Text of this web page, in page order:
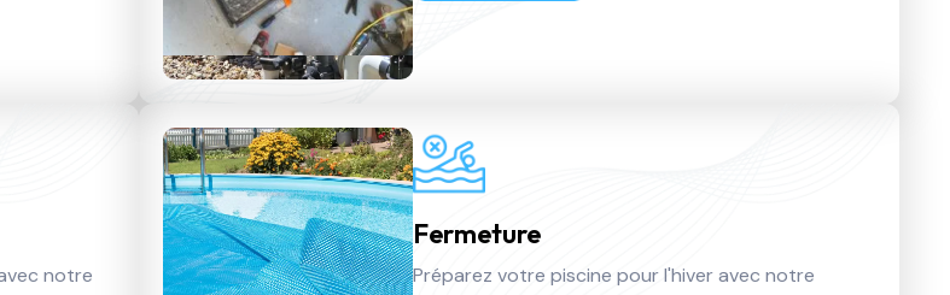
notre
Fermeture
Préparez votre piscine pour l'hiver avec notre